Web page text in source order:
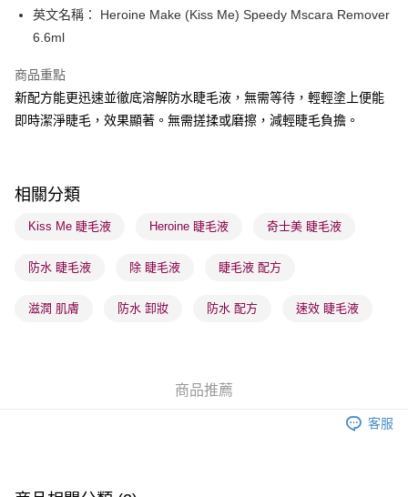
送貨方式
每筆HK$65.00，滿HK$300.00或以上免運費
順豐站及營業點 - 確認發貨後1-3個工作天送達
物流公司進行物流配送
每筆HK$65.00，滿HK$300.00或以上免運費
(香港門市) 只顯示可選門市。確認發貨後2-5個工作天到店，3天內
每筆HK$20.00，滿HK$100.00或以上免運費
每筆HK$20.00，滿HK$100.00或以上免運費
運費表
英文名稱： Heroine Make (Kiss Me) Speedy Mscara Remover
6.6ml
商品重點
新配方能更迅速並徹底溶解防水睫毛液，無需等待，輕輕塗上便能
即時潔淨睫毛，效果顯著。無需搓揉或磨擦，減輕睫毛負擔。
相關分類
Kiss Me 睫毛液 Heroine 睫毛液 奇士美 睫毛液
防水 睫毛液 除 睫毛液 睫毛液 配方
滋潤 肌膚 防水 卸妝 防水 配方 速效 睫毛液
商品推薦
客服